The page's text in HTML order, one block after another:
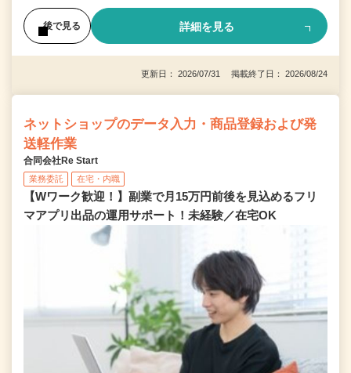
後で見る 詳細を見る
更新日： 2026/07/31 掲載終了日： 2026/08/24
ネットショップのデータ入力・商品登録および発
送軽作業
合同会社Re Start
業務委託 在宅・内職
【Wワーク歓迎！】副業で月15万円前後を見込めるフリ
マアプリ出品の運用サポート！未経験／在宅OK